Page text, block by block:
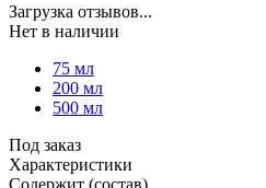
Загрузка отзывов...
Нет в наличии
75 мл
200 мл
500 мл
Под заказ
Характеристики
Содержит (состав)